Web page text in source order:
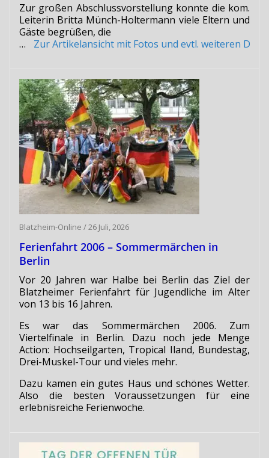
Zur großen Abschlussvorstellung konnte die kom.
Leiterin Britta Münch-Holtermann viele Eltern und
Gäste begrüßen, die
…Zur Artikelansicht mit Fotos und evtl. weiteren
Blatzheim-Online /26 Juli, 2026
Ferienfahrt 2006 – Sommermärchen in
Berlin
Vor 20 Jahren war Halbe bei Berlin das Ziel der
Blatzheimer Ferienfahrt für Jugendliche im Alter
von 13 bis 16 Jahren.
Es war das Sommermärchen 2006. Zum
Viertelfinale in Berlin. Dazu noch jede Menge
Action: Hochseilgarten, Tropical Iland, Bundestag,
Drei-Muskel-Tour und vieles mehr.
Dazu kamen ein gutes Haus und schönes Wetter.
Also die besten Voraussetzungen für eine
erlebnisreiche Ferienwoche.